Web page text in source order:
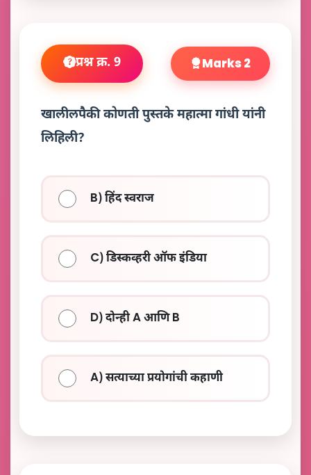
प्रश्न क्र. 9 Marks 2
खालीलपैकी कोणती पुस्तके महात्मा गांधी यांनी
लिहिली?
B) हिंद स्वराज
C) डिस्कव्हरी ऑफ इंडिया
D) दोन्ही A आणि B
A) सत्याच्या प्रयोगांची कहाणी